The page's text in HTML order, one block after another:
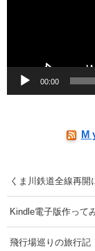
00:00
くま川鉄道全線再
Kindle電子版作って
飛行場巡りの旅行記